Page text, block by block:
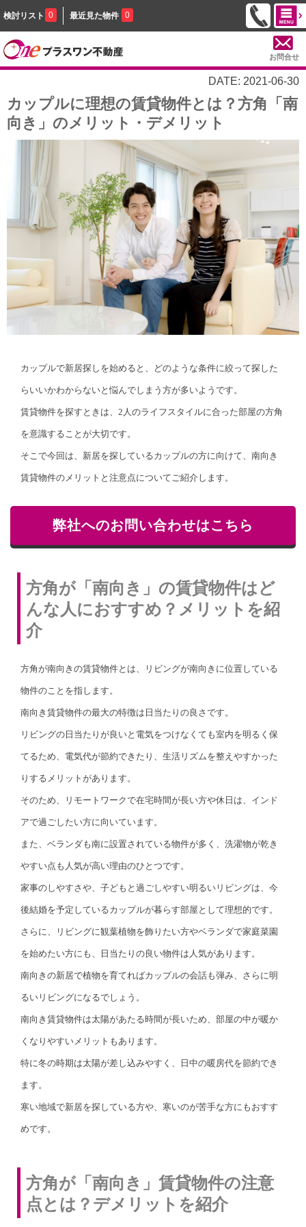
検討リスト 0 最近見た物件 0
お問合せ
DATE: 2021-06-30
カップルに理想の賃貸物件とは？方角「南
向き」のメリット・デメリット
カップルで新居探しを始めると、どのような条件に絞って探した
らいいかわからないと悩んでしまう方が多いようです。
賃貸物件を探すときは、2人のライフスタイルに合った部屋の方角
を意識することが大切です。
そこで今回は、新居を探しているカップルの方に向けて、南向き
賃貸物件のメリットと注意点についてご紹介します。
弊社へのお問い合わせはこちら
方角が「南向き」の賃貸物件はど
んな人におすすめ？メリットを紹
介
方角が南向きの賃貸物件とは、リビングが南向きに位置している
物件のことを指します。
南向き賃貸物件の最大の特徴は日当たりの良さです。
リビングの日当たりが良いと電気をつけなくても室内を明るく保
てるため、電気代が節約できたり、生活リズムを整えやすかった
りするメリットがあります。
そのため、リモートワークで在宅時間が長い方や休日は、インド
アで過ごしたい方に向いています。
また、ベランダも南に設置されている物件が多く、洗濯物が乾き
やすい点も人気が高い理由のひとつです。
家事のしやすさや、子どもと過ごしやすい明るいリビングは、今
後結婚を予定しているカップルが暮らす部屋として理想的です。
さらに、リビングに観葉植物を飾りたい方やベランダで家庭菜園
を始めたい方にも、日当たりの良い物件は人気があります。
南向きの新居で植物を育てればカップルの会話も弾み、さらに明
るいリビングになるでしょう。
南向き賃貸物件は太陽があたる時間が長いため、部屋の中が暖か
くなりやすいメリットもあります。
特に冬の時期は太陽が差し込みやすく、日中の暖房代を節約でき
ます。
寒い地域で新居を探している方や、寒いのが苦手な方にもおすす
めです。
方角が「南向き」賃貸物件の注意
点とは？デメリットを紹介